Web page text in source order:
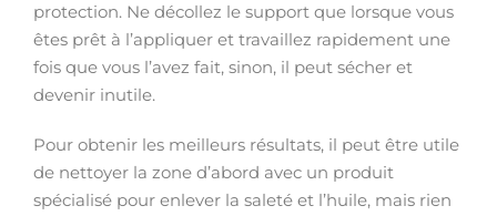
protection. Ne décollez le support que lorsque vous
êtes prêt à l’appliquer et travaillez rapidement une
fois que vous l’avez fait, sinon, il peut sécher et
devenir inutile.
Pour obtenir les meilleurs résultats, il peut être utile
de nettoyer la zone d’abord avec un produit
spécialisé pour enlever la saleté et l’huile, mais rien